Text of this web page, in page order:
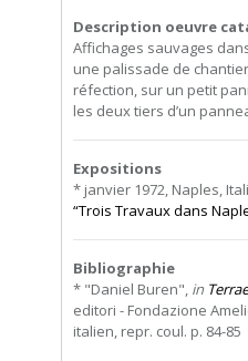
Description oeuvre
Affichages sauvages
une palissade de
réfection, sur un petit
les deux tiers d’un
Expositions
* janvier 1972, Naples,
“Trois Travaux dans
Bibliographie
* "Daniel Buren", in
editori - Fondazione
italien, repr. coul. p. 84-85